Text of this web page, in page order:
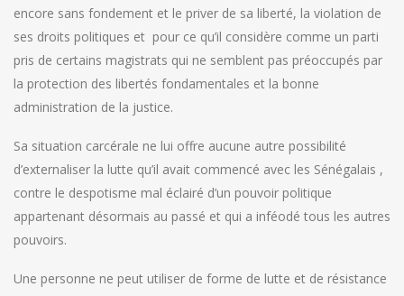
encore sans fondement et le priver de sa liberté, la violation de
ses droits politiques et pour ce qu’il considère comme un parti
pris de certains magistrats qui ne semblent pas préoccupés par
la protection des libertés fondamentales et la bonne
administration de la justice.
Sa situation carcérale ne lui offre aucune autre possibilité
d’externaliser la lutte qu’il avait commencé avec les Sénégalais ,
contre le despotisme mal éclairé d’un pouvoir politique
appartenant désormais au passé et qui a inféodé tous les autres
pouvoirs.
Une personne ne peut utiliser de forme de lutte et de résistance